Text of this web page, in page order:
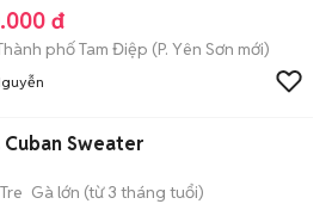
đ
phố Tam Điệp (P. Yên Sơn mới)
Cuban Sweater
Gà lớn (từ 3 tháng tuổi)